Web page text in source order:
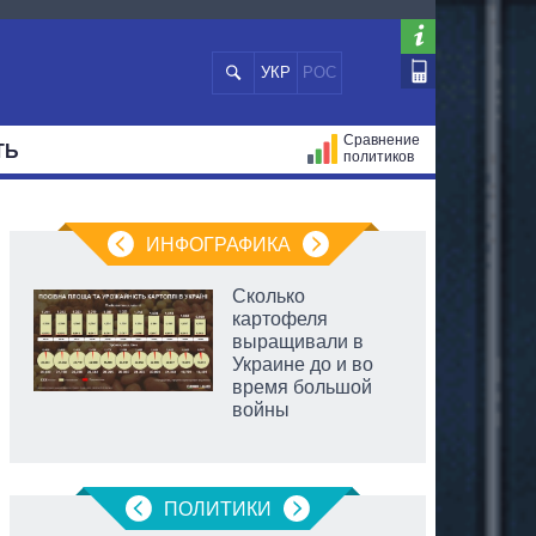
УКР РОС
Сравнение
политиков
ИНФОГРАФИКА
Сколько
картофеля
выращивали в
Украине до и во
время большой
войны
ПОЛИТИКИ